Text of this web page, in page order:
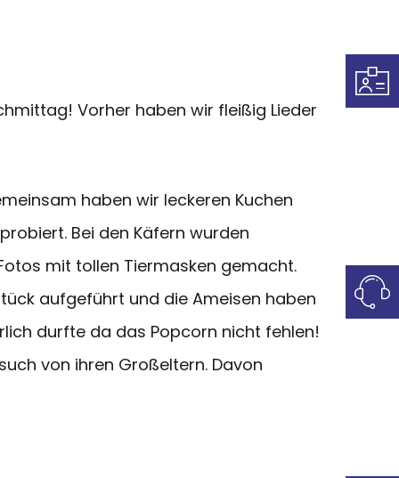
Vorher haben wir fleißig Lieder
haben wir leckeren Kuchen
Bei den Käfern wurden
mit tollen Tiermasken gemacht.
aufgeführt und die Ameisen haben
durfte da das Popcorn nicht fehlen!
von ihren Großeltern. Davon